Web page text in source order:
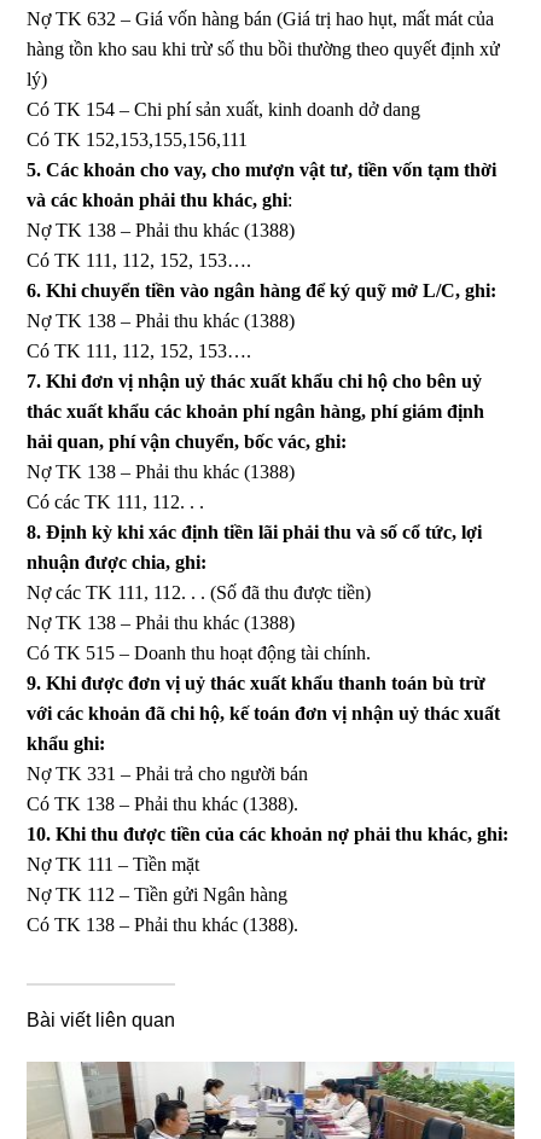
Nợ TK 632 – Giá vốn hàng bán (Giá trị hao hụt, mất mát của
hàng tồn kho sau khi trừ số thu bồi thường theo quyết định xử
lý)
Có TK 154 – Chi phí sản xuất, kinh doanh dở dang
Có TK 152,153,155,156,111
5. Các khoản cho vay, cho mượn vật tư, tiền vốn tạm thời
và các khoản phải thu khác, ghi:
Nợ TK 138 – Phải thu khác (1388)
Có TK 111, 112, 152, 153….
6. Khi chuyển tiền vào ngân hàng để ký quỹ mở L/C, ghi:
Nợ TK 138 – Phải thu khác (1388)
Có TK 111, 112, 152, 153….
7. Khi đơn vị nhận uỷ thác xuất khẩu chi hộ cho bên uỷ
thác xuất khẩu các khoản phí ngân hàng, phí giám định
hải quan, phí vận chuyển, bốc vác, ghi:
Nợ TK 138 – Phải thu khác (1388)
Có các TK 111, 112. . .
8. Định kỳ khi xác định tiền lãi phải thu và số cổ tức, lợi
nhuận được chia, ghi:
Nợ các TK 111, 112. . . (Số đã thu được tiền)
Nợ TK 138 – Phải thu khác (1388)
Có TK 515 – Doanh thu hoạt động tài chính.
9. Khi được đơn vị uỷ thác xuất khẩu thanh toán bù trừ
với các khoản đã chi hộ, kế toán đơn vị nhận uỷ thác xuất
khẩu ghi:
Nợ TK 331 – Phải trả cho người bán
Có TK 138 – Phải thu khác (1388).
10. Khi thu được tiền của các khoản nợ phải thu khác, ghi:
Nợ TK 111 – Tiền mặt
Nợ TK 112 – Tiền gửi Ngân hàng
Có TK 138 – Phải thu khác (1388).
Bài viết liên quan